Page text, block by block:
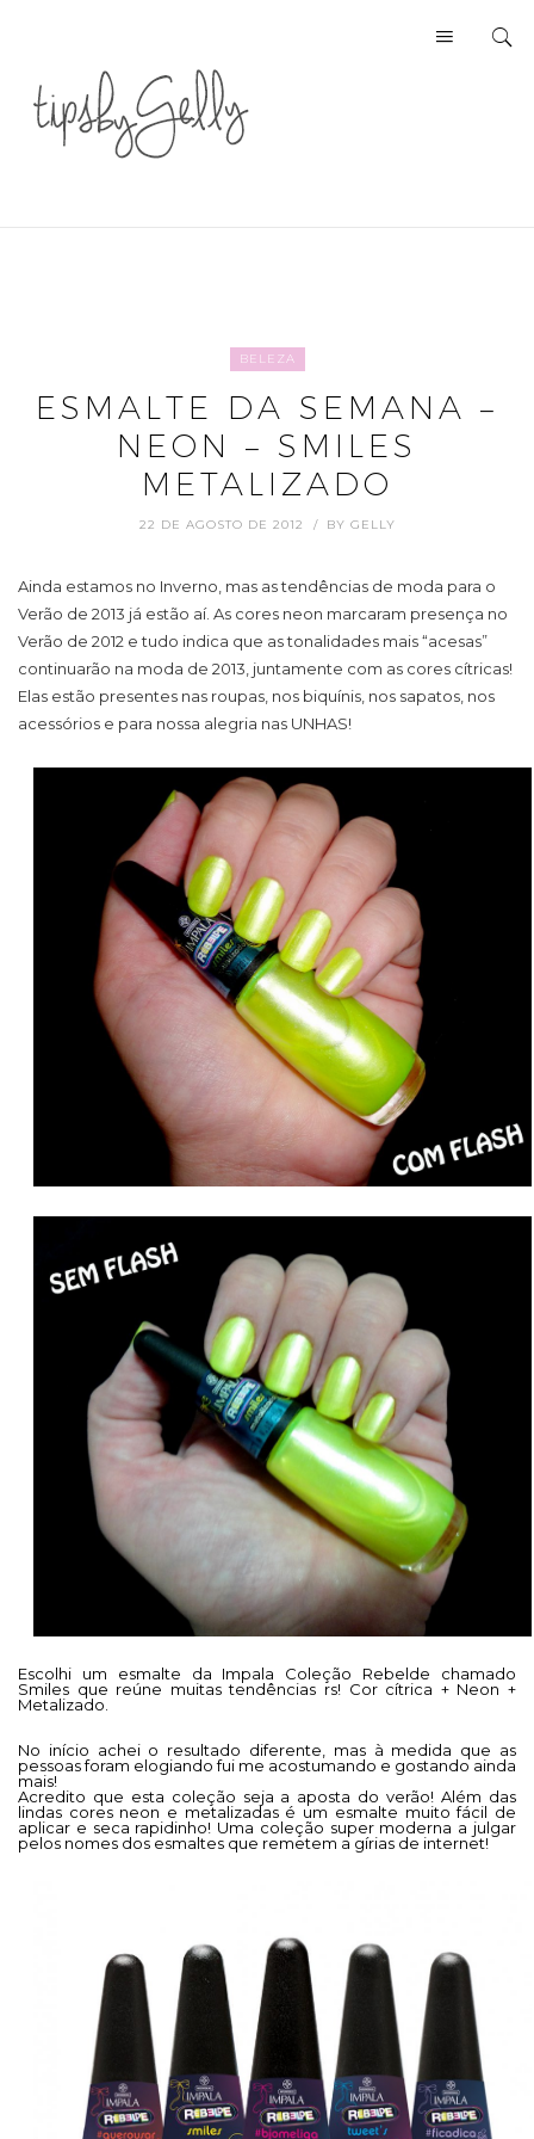
BELEZA
ESMALTE DA SEMANA –
NEON – SMILES
METALIZADO
22 DE AGOSTO DE 2012 BY GELLY
Ainda estamos no Inverno, mas as tendências de moda para o
Verão de 2013 já estão aí. As cores neon marcaram presença no
Verão de 2012 e tudo indica que as tonalidades mais “acesas”
continuarão na moda de 2013, juntamente com as cores cítricas!
Elas estão presentes nas roupas, nos biquínis, nos sapatos, nos
acessórios e para nossa alegria nas UNHAS!
Escolhi um esmalte da Impala Coleção Rebelde chamado
Smiles que reúne muitas tendências rs! Cor cítrica + Neon +
Metalizado.
No início achei o resultado diferente, mas à medida que as
pessoas foram elogiando fui me acostumando e gostando ainda
mais!
Acredito que esta coleção seja a aposta do verão! Além das
lindas cores neon e metalizadas é um esmalte muito fácil de
aplicar e seca rapidinho! Uma coleção super moderna a julgar
pelos nomes dos esmaltes que remetem a gírias de internet!